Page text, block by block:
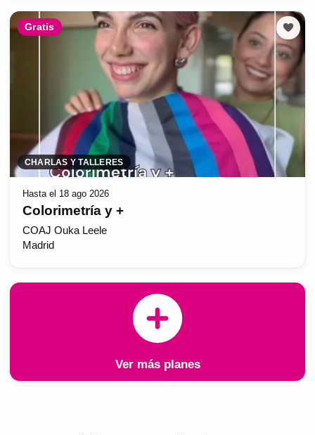
Gratis
CHARLAS Y TALLERES
Hasta el 18 ago 2026
Colorimetría y +
COAJ Ouka Leele
Madrid
Ver más planes